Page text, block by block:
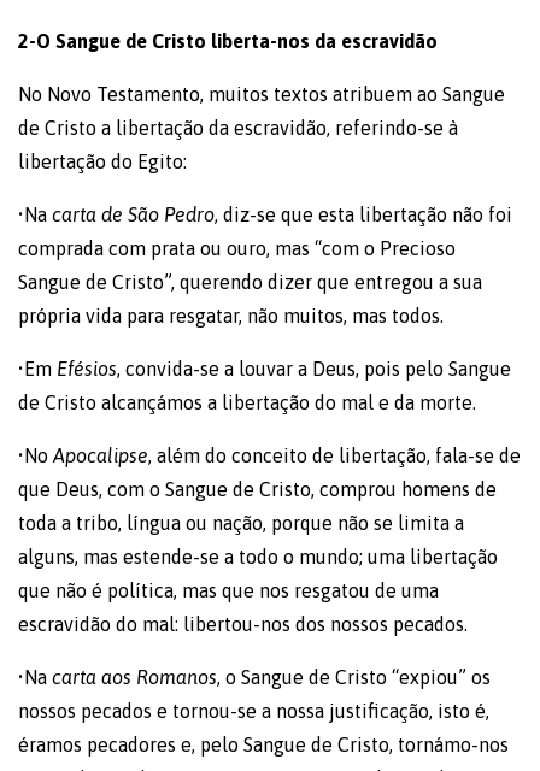
2-O Sangue de Cristo liberta-nos da escravidão
No Novo Testamento, muitos textos atribuem ao Sangue
de Cristo a libertação da escravidão, referindo-se à
libertação do Egito:
•Na carta de São Pedro, diz-se que esta libertação não foi
comprada com prata ou ouro, mas “com o Precioso
Sangue de Cristo”, querendo dizer que entregou a sua
própria vida para resgatar, não muitos, mas todos.
•Em Efésios, convida-se a louvar a Deus, pois pelo Sangue
de Cristo alcançámos a libertação do mal e da morte.
•No Apocalipse, além do conceito de libertação, fala-se de
que Deus, com o Sangue de Cristo, comprou homens de
toda a tribo, língua ou nação, porque não se limita a
alguns, mas estende-se a todo o mundo; uma libertação
que não é política, mas que nos resgatou de uma
escravidão do mal: libertou-nos dos nossos pecados.
•Na carta aos Romanos, o Sangue de Cristo “expiou” os
nossos pecados e tornou-se a nossa justificação, isto é,
éramos pecadores e, pelo Sangue de Cristo, tornámo-nos